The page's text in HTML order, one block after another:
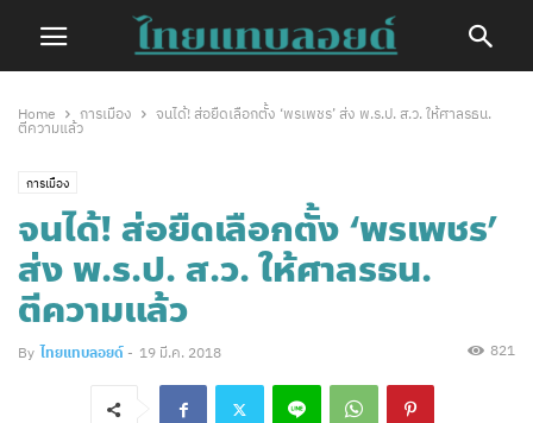
Home การเมือง
จนได้! ส่อยืดเลือกตั้ง ‘พรเพชร’ ส่ง พ.ร.ป. ส.ว. ให้ศาลรธน.
ตีความแล้ว
การเมือง
จนได้! ส่อยืดเลือกตั้ง ‘พรเพชร’
ส่ง พ.ร.ป. ส.ว. ให้ศาลรธน.
ตีความแล้ว
By ไทยแทบลอยด์ - 19 มี.ค. 2018 821